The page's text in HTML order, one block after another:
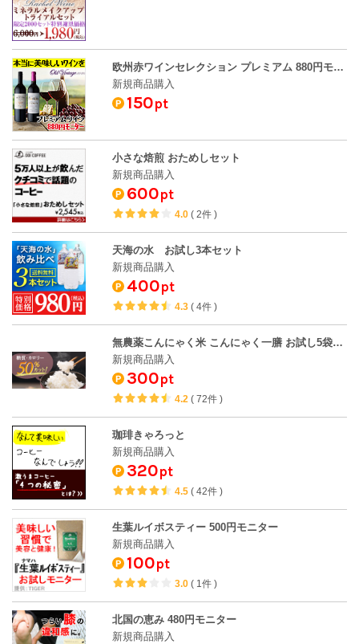
欧州赤ワインセレクション プレミアム 880円モニター
新規商品購入
150pt
小さな焙煎 おためしセット
新規商品購入
600pt
4.0(2件 )
天海の水 お試し3本セット
新規商品購入
400pt
4.3(4件 )
無農薬こんにゃく米 こんにゃく一膳 お試し5袋セット
新規商品購入
300pt
4.2(72件 )
珈琲きゃろっと
新規商品購入
320pt
4.5(42件 )
生葉ルイボスティー 500円モニター
新規商品購入
100pt
3.0( 1件 )
北国の恵み 480円モニター
新規商品購入